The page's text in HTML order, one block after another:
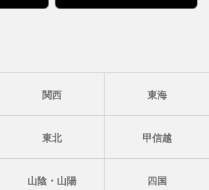
関西 東海
東北 甲信越
山陰・山陽 四国